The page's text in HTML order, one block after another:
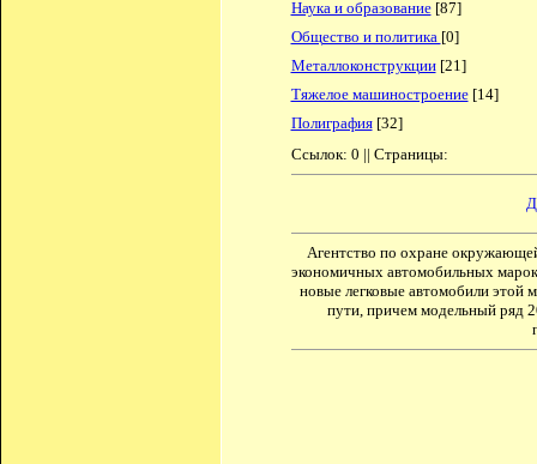
Наука и образование[87]
Общество и политика [0]
Металлоконструкции[21]
Тяжелое машиностроение[14]
Полиграфия[32]
Ссылок: 0 || Страницы:
Агентство по охране
экономичных автомобильных
новые легковые автомобили этой
пути, причем модельный ряд